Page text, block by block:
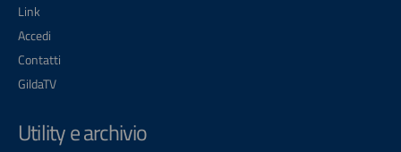
Link
Accedi
Contatti
GildaTV
Utility e archivio